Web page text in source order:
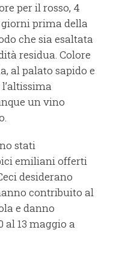
per il rosso, 4
prima della
che sia esaltata
residua. Colore
al palato sapido e
un vino
stati
emiliani offerti
desiderano
contribuito al
e danno
al 13 maggio a